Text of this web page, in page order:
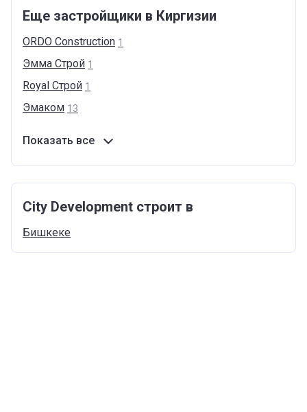
Еще застройщики в Киргизии
ORDO Construction 1
Эмма Строй 1
Royal Cтрой 1
Эмаком 13
Показать все
City Development строит в
Бишкеке